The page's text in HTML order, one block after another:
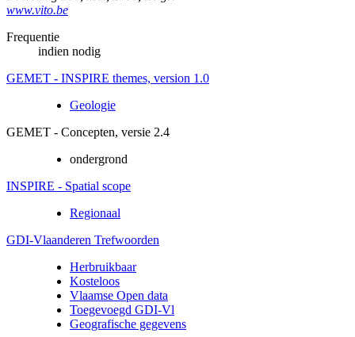
www.vito.be
Frequentie
indien nodig
GEMET - INSPIRE themes, version 1.0
Geologie
GEMET - Concepten, versie 2.4
ondergrond
INSPIRE - Spatial scope
Regionaal
GDI-Vlaanderen Trefwoorden
Herbruikbaar
Kosteloos
Vlaamse Open data
Toegevoegd GDI-Vl
Geografische gegevens